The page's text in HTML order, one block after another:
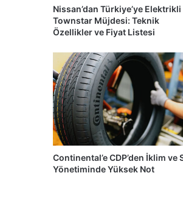
Nissan’dan Türkiye’ye Elektrikli
Townstar Müjdesi: Teknik
Özellikler ve Fiyat Listesi
Continental’e CDP’den İklim ve
Yönetiminde Yüksek Not